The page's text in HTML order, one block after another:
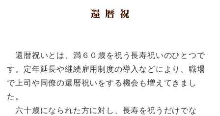
還暦祝いとは、満６０歳を祝う長寿祝いのひとつで
す。定年延長や継続雇用制度の導入などにより、職場
で上司や同僚の還暦祝いをする機会も増えてきまし
た。
六十歳になられた方に対し、長寿を祝うだけでな